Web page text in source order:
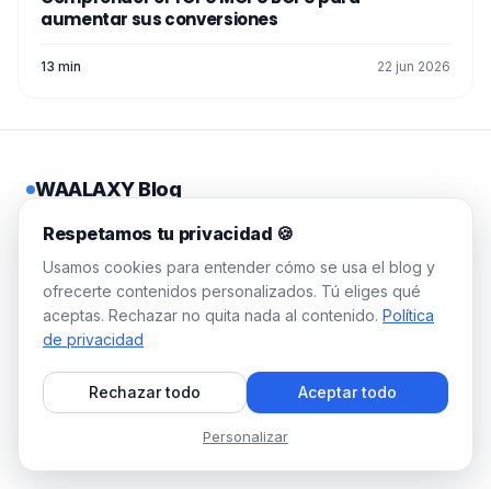
aumentar sus conversiones
13 min 22 jun 2026
WAALAXY Blog
Guías prácticas, estrategias
corporativa. Llena tu pipeline en
10 minutos al día.
© 2026 Waalaxy. Todos los derechos reservados.
🇪🇸Español
Respetamos tu privacidad 🍪
Usamos cookies para entender cómo se usa el blog y
ofrecerte contenidos personalizados. Tú eliges qué
aceptas. Rechazar no quita nada al contenido. Política
de privacidad
Rechazar todo Aceptar todo
Personalizar